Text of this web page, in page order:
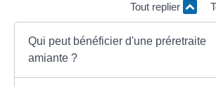
Tout replier
Qui peut bénéficier d'une préretraite
amiante ?